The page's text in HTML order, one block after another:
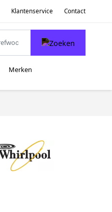
Klantenservice Contact
Merken